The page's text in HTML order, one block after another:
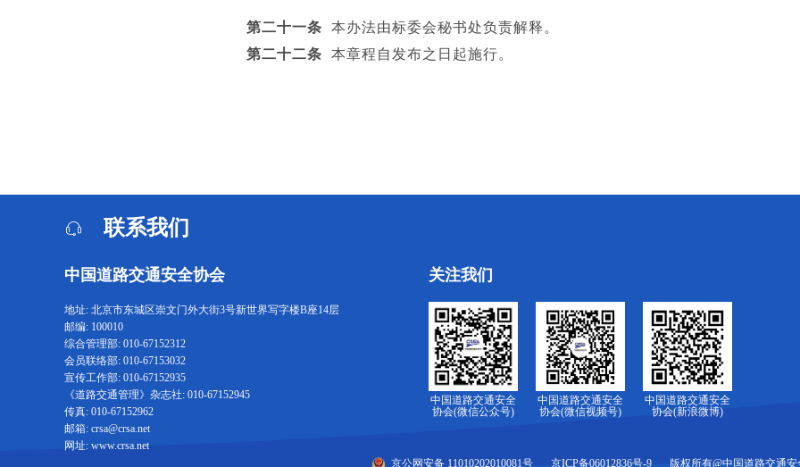
第二十一条 本办法由标委会秘书处负责解释。
第二十二条 本章程自发布之日起施行。
联系我们
中国道路交通安全协会
地址: 北京市东城区崇文门外大街3号新世界写字楼B座14层
邮编: 100010
综合管理部: 010-67152312
会员联络部: 010-67153032
宣传工作部: 010-67152935
《道路交通管理》杂志社: 010-67152945
传真: 010-67152962
邮箱: crsa@crsa.net
网址: www.crsa.net
关注我们
中国道路交通安全
协会(微信公众号)
中国道路交通安全
协会(微信视频号)
中国道路交通安全
协会(新浪微博)
京公网安备 11010202010081号 京ICP备06012836号-9 版权所有@中国道路交通安